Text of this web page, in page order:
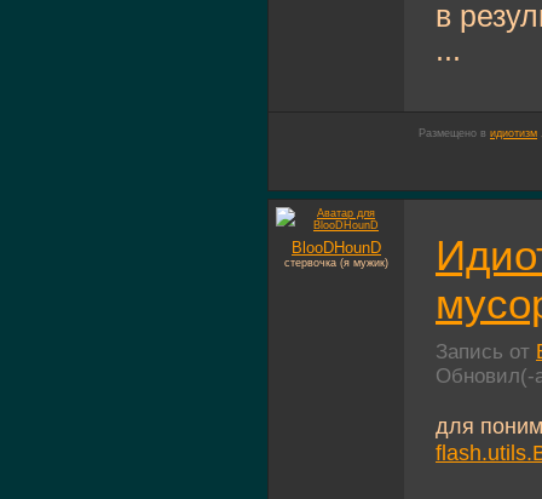
в
...
Размещено в идиотизм
BlooDHounD
стервочка (я мужик)
Запись от
для